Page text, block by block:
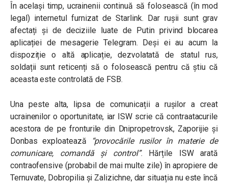
În același timp, ucrainenii continuă să folosească (în mod
legal) internetul furnizat de Starlink. Dar rușii sunt grav
afectați și de deciziile luate de Putin privind blocarea
aplicației de mesagerie Telegram. Deși ei au acum la
dispoziție o altă aplicație, dezvolatată de statul rus,
soldații sunt reticenți să o folosească pentru că știu că
aceasta este controlată de FSB.
Una peste alta, lipsa de comunicații a rușilor a creat
ucrainenilor o oportunitate, iar ISW scrie că contraatacurile
acestora de pe fronturile din Dnipropetrovsk, Zaporijie și
Donbas exploatează “provocările rusilor în materie de
comunicare, comandă și control”. Hărțile ISW arată
contraofensive (probabil de mai multe zile) în apropiere de
Ternuvate, Dobropilia și Zalizichne, dar situația nu este încă